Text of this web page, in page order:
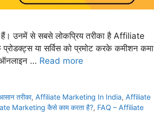
उनमें से सबसे लोकप्रिय तरीका है Affiliate
या सर्विस को प्रमोट करके कमीशन कमा
ऑनलाइन … Read more
तरीका, Affiliate Marketing In India, Affiliate
Marketing कैसे काम करता है?, FAQ – Affiliate